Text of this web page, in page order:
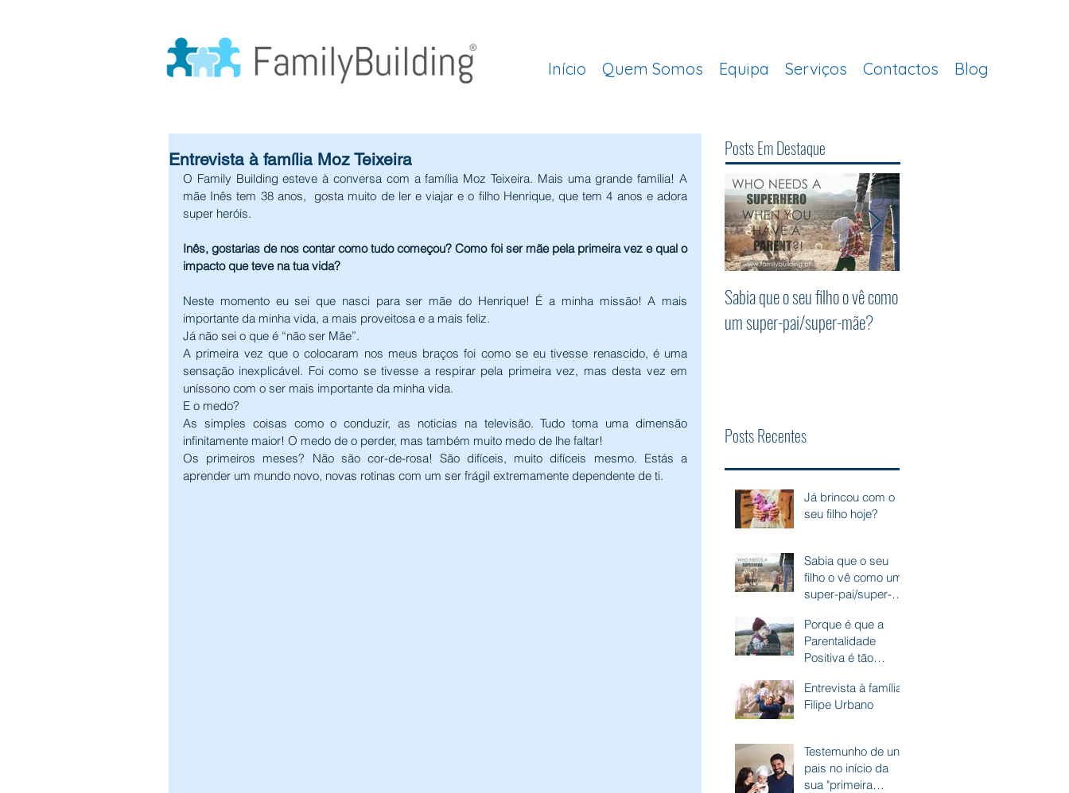
Início Quem Somos Equipa Serviços Contactos Blog
Entrevista à família Moz Teixeira
O Family Building esteve à conversa com a família Moz Teixeira. Mais uma grande família! A
mãe Inês tem 38 anos,  gosta muito de ler e viajar e o filho Henrique, que tem 4 anos e adora
super heróis.
Inês, gostarias de nos contar como tudo começou? Como foi ser mãe pela primeira vez e qual o
impacto que teve na tua vida?
Neste momento eu sei que nasci para ser mãe do Henrique! É a minha missão! A mais
importante da minha vida, a mais proveitosa e a mais feliz.
Já não sei o que é “não ser Mãe”.
A primeira vez que o colocaram nos meus braços foi como se eu tivesse renascido, é uma
sensação inexplicável. Foi como se tivesse a respirar pela primeira vez, mas desta vez em
uníssono com o ser mais importante da minha vida.
E o medo?
As simples coisas como o conduzir, as noticias na televisão. Tudo toma uma dimensão
infinitamente maior! O medo de o perder, mas também muito medo de lhe faltar!
Os primeiros meses? Não são cor-de-rosa! São difíceis, muito difíceis mesmo. Estás a
aprender um mundo novo, novas rotinas com um ser frágil extremamente dependente de ti.
Posts Em Destaque
Sabia que o seu filho o vê como
um super-pai/super-mãe?
Posts Recentes
Já brincou com o
seu filho hoje?
Sabia que o seu
filho o vê como um
super-pai/super-
Porque é que a
Parentalidade
Positiva é tão
Entrevista à família
Filipe Urbano
Testemunho de uns
pais no início da
sua "primeira